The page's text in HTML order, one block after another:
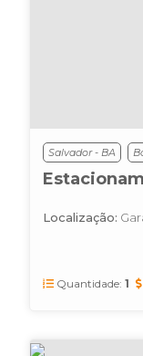
Salvador - BA
Localização:
Quantidade: 1